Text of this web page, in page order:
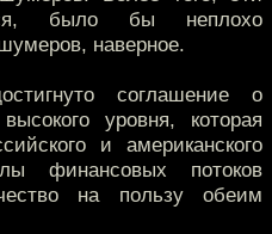
было бы неплохо
наверное.
соглашение о
уровня, которая
и американского
финансовых потоков
на пользу обеим